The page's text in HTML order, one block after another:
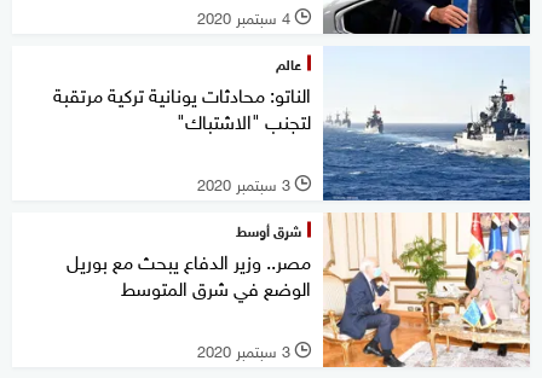
l 4 سبتمبر 2020
عالم
الناتو: محادثات يونانية تركية مرتقبة
لتجنب "الاشتباك"
l 3 سبتمبر 2020
شرق أوسط
مصر.. وزير الدفاع يبحث مع بوريل
الوضع في شرق المتوسط
l 3 سبتمبر 2020